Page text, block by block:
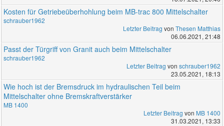
Kosten für Getriebeüberhohlung beim MB-trac 800 Mittelschalter
schrauber1962
Letzter Beitrag von Thesen Matthias
06.06.2021, 21:48
Passt der Türgriff von Granit auch beim Mittelschalter
schrauber1962
Letzter Beitrag von schrauber1962
23.05.2021, 18:13
Wie hoch ist der Bremsdruck im hydraulischen Teil beim
Mittelschalter ohne Bremskraftverstärker
MB 1400
Letzter Beitrag von MB 1400
31.03.2021, 13:33